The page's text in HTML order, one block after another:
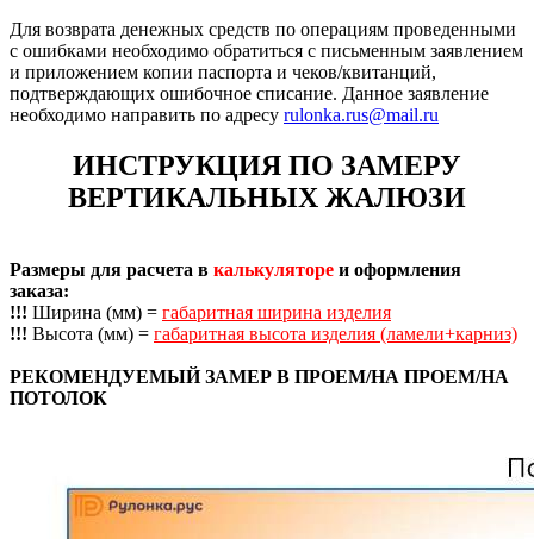
Для возврата денежных средств по операциям проведенными
с ошибками необходимо обратиться с письменным заявлением
и приложением копии паспорта и чеков/квитанций,
подтверждающих ошибочное списание. Данное заявление
необходимо направить по адресу rulonka.rus@mail.ru
ИНСТРУКЦИЯ ПО ЗАМЕРУ
ВЕРТИКАЛЬНЫХ ЖАЛЮЗИ
Размеры для расчета в калькуляторе и оформления
заказа:
!!! Ширина (мм) = габаритная ширина изделия
!!! Высота (мм) = габаритная высота изделия (ламели+карниз)
РЕКОМЕНДУЕМЫЙ ЗАМЕР В ПРОЕМ/НА ПРОЕМ/НА
ПОТОЛОК